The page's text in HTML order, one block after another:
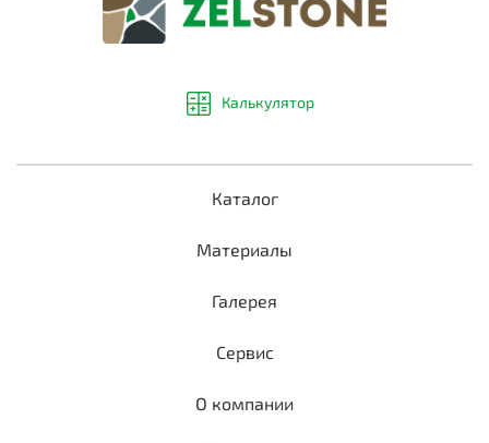
Каталог
Материалы
Галерея
Сервис
О компании
Калькулятор